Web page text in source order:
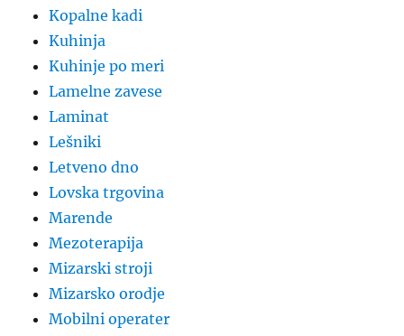
Kopalne kadi
Kuhinja
Kuhinje po meri
Lamelne zavese
Laminat
Lešniki
Letveno dno
Lovska trgovina
Marende
Mezoterapija
Mizarski stroji
Mizarsko orodje
Mobilni operater